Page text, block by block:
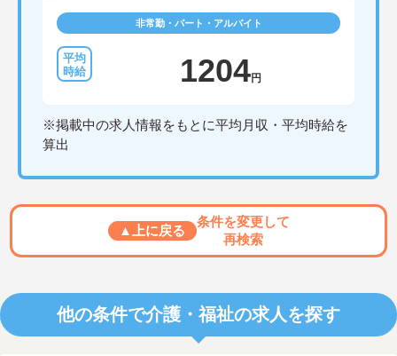
非常勤・パート・アルバイト
1204円
※掲載中の求人情報をもとに平均月収・平均時給を
算出
▲上に戻る
条件を変更して
再検索
他の条件で介護・福祉の求人を探す